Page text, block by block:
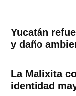
Yucatán
y daño
La Malixita
identidad